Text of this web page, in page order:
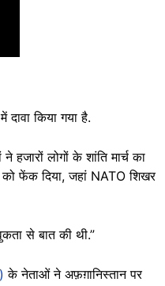
किया गया है.
लोगों के शांति मार्च का
को फेंक दिया, जहां NATO शिखर
से बात की थी.”
के नेताओं ने अफ़ग़ानिस्तान पर